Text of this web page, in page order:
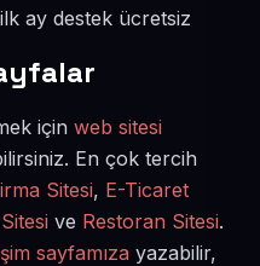
ay destek ücretsiz
için web sitesi
En çok tercih
Sitesi, E-Ticaret
ve Restoran Sitesi.
sayfamıza yazabilir,